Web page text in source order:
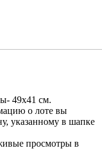
49х41 см.
о лоте вы
указанному в шапке
просмотры в